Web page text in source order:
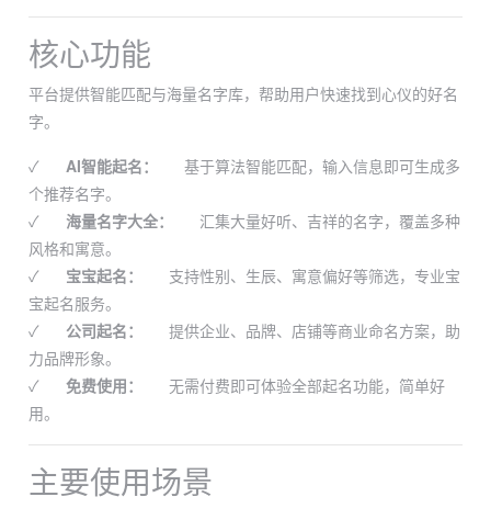
核心功能
平台提供智能匹配与海量名字库，帮助用户快速找到心仪的好名
字。
✓ AI智能起名：
基于算法智能匹配，输入信息即可生成多
个推荐名字。
✓
海量名字大全：
汇集大量好听、吉祥的名字，覆盖多种
风格和寓意。
✓
宝宝起名：
支持性别、生辰、寓意偏好等筛选，专业宝
宝起名服务。
✓
公司起名：
提供企业、品牌、店铺等商业命名方案，助
力品牌形象。
✓
免费使用：
无需付费即可体验全部起名功能，简单好
用。
主要使用场景